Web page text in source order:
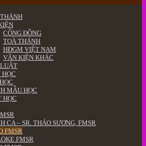
CÔNG ĐỒNG
TOÀ THÁNH
HĐGM VIỆT NAM
VĂN KIỆN KHÁC
HỌC
MẪU HỌC
HỌC
CA – SR. THẢO SƯƠNG, FMSR
FMSR
FMSR